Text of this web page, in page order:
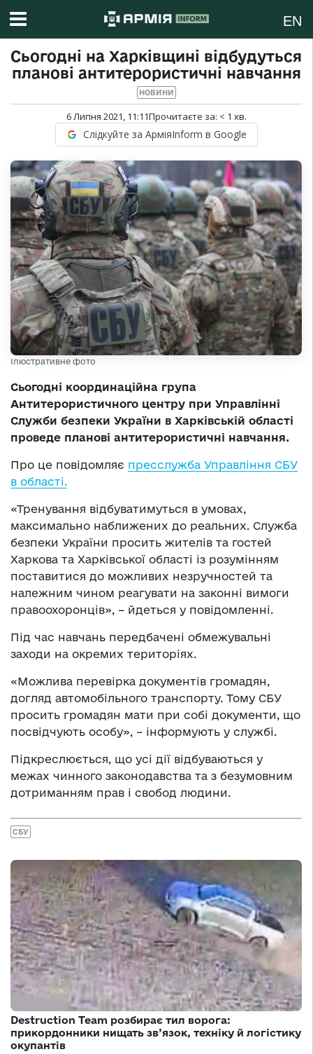
EN
Сьогодні на Харківщині відбудуться
планові антитерористичні навчання
НОВИНИ
6 Липня 2021, 11:11Прочитаєте за: < 1 хв.
Слідкуйте за АрміяInform в Google
Ілюстративне фото
Сьогодні координаційна група
Антитерористичного центру при Управлінні
Служби безпеки України в Харківській області
проведе планові антитерористичні навчання.
Про це повідомляє пресслужба Управління СБУ
в області.
«Тренування відбуватимуться в умовах,
максимально наближених до реальних. Служба
безпеки України просить жителів та гостей
Харкова та Харківської області із розумінням
поставитися до можливих незручностей та
належним чином реагувати на законні вимоги
правоохоронців», – йдеться у повідомленні.
Під час навчань передбачені обмежувальні
заходи на окремих територіях.
«Можлива перевірка документів громадян,
догляд автомобільного транспорту. Тому СБУ
просить громадян мати при собі документи, що
посвідчують особу», – інформують у службі.
Підкреслюється, що усі дії відбуваються у
межах чинного законодавства та з безумовним
дотриманням прав і свобод людини.
СБУ
Destruction Team розбирає тил ворога:
прикордонники нищать зв’язок, техніку й логістику
окупантів